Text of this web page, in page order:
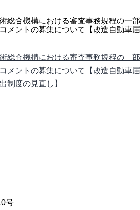
総合機構における審査事務規程の一部
メントの募集について【改造自動車届
総合機構における審査事務規程の一部
メントの募集について【改造自動車届
出制度の見直し】
号